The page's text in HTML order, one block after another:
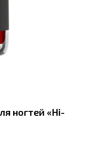
ногтей «Hi-